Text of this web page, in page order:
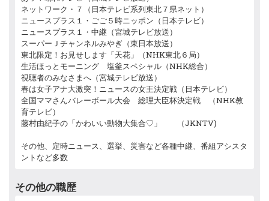
ネットワーク・７（日本テレビ系列東北７県ネット）
ニュースプラス１・ごご５時ニッポン（日本テレビ）
ニュースプラス１・中継（宮城テレビ放送）
スーパーＪチャンネルみやぎ（東日本放送）
東北限定！お見せします「天花」（NHK東北６局）
生活ほっとモーニング 塩釜スペシャル（NHK総合）
視聴者のみなさまへ（宮城テレビ放送）
春は女子アナ大激突！ニュースの女王決定戦（日本テレビ）
全国ママさんバレーボール大会 総理大臣杯決定戦 （NHK教
育テレビ）
藤村由紀子の「かわいい動物大集合♡」 （JKNTV)
その他、定時ニュース、選挙、災害など各種中継、番組アシスタ
ントなど多数
その他の職歴